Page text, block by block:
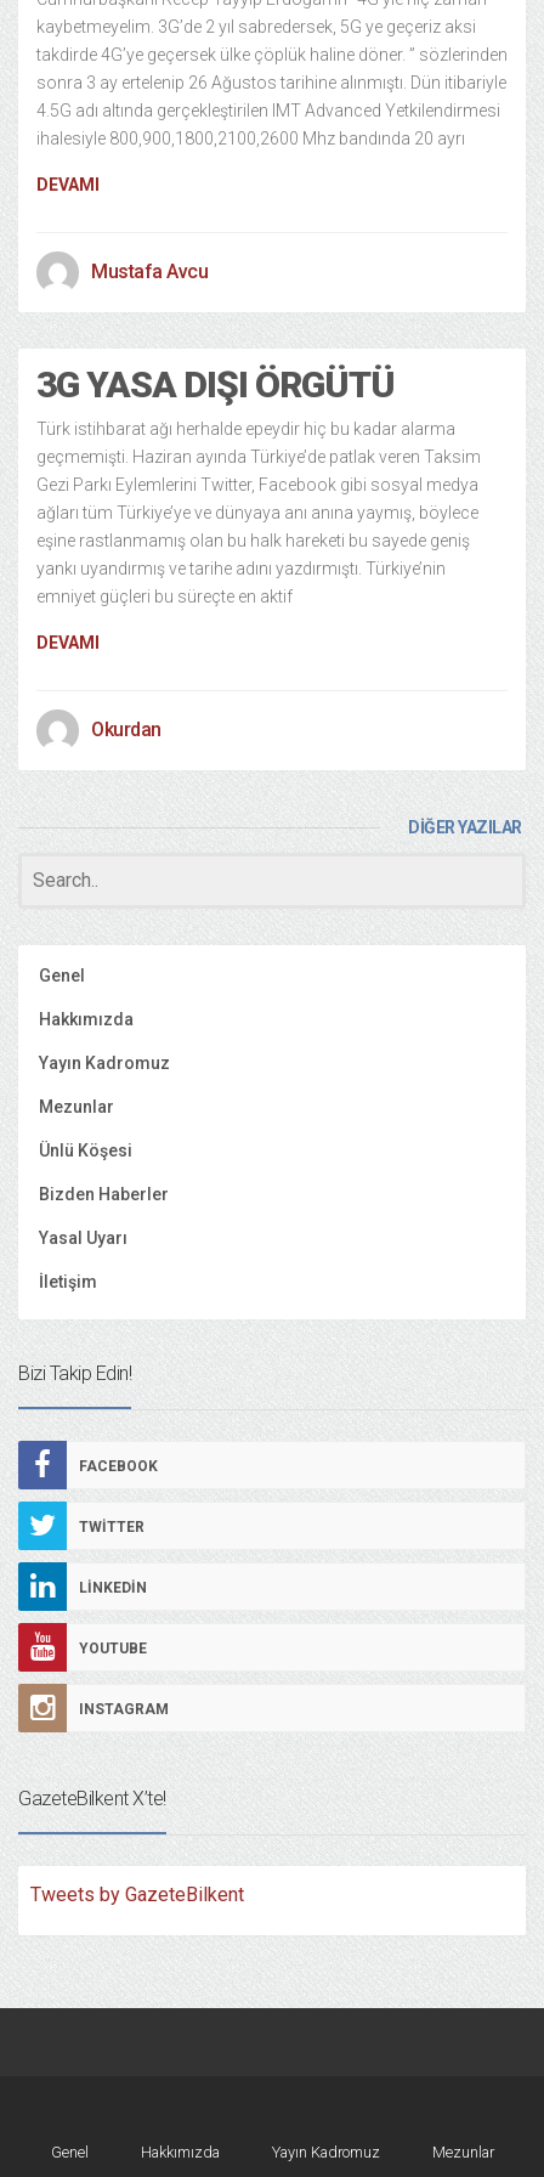
kaybetmeyelim. 3G’de 2 yıl sabredersek, 5G ye geçeriz aksi
takdirde 4G’ye geçersek ülke çöplük haline döner. ” sözlerinden
sonra 3 ay ertelenip 26 Ağustos tarihine alınmıştı. Dün itibariyle
4.5G adı altında gerçekleştirilen IMT Advanced Yetkilendirmesi
ihalesiyle 800,900,1800,2100,2600 Mhz bandında 20 ayrı
DEVAMI
Mustafa Avcu
3G YASA DIŞI ÖRGÜTÜ
Türk istihbarat ağı herhalde epeydir hiç bu kadar alarma
geçmemişti. Haziran ayında Türkiye’de patlak veren Taksim
Gezi Parkı Eylemlerini Twitter, Facebook gibi sosyal medya
ağları tüm Türkiye’ye ve dünyaya anı anına yaymış, böylece
eşine rastlanmamış olan bu halk hareketi bu sayede geniş
yankı uyandırmış ve tarihe adını yazdırmıştı. Türkiye’nin
emniyet güçleri bu süreçte en aktif
DEVAMI
Okurdan
DİĞER YAZILAR
Genel
Hakkımızda
Yayın Kadromuz
Mezunlar
Ünlü Köşesi
Bizden Haberler
Yasal Uyarı
İletişim
Bizi Takip Edin!
FACEBOOK
TWITTER
LINKEDIN
YOUTUBE
INSTAGRAM
GazeteBilkent X’te!
Tweets by GazeteBilkent
Genel Hakkımızda Yayın Kadromuz Mezunlar